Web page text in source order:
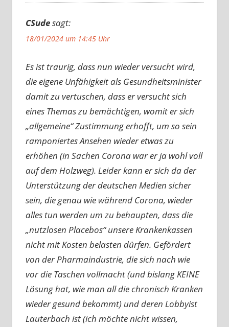
CSudesagt:
18/01/2024 um 14:45 Uhr
Es ist traurig, dass nun wieder versucht wird,
die eigene Unfähigkeit als Gesundheitsminister
damit zu vertuschen, dass er versucht sich
eines Themas zu bemächtigen, womit er sich
„allgemeine“ Zustimmung erhofft, um so sein
ramponiertes Ansehen wieder etwas zu
erhöhen (in Sachen Corona war er ja wohl voll
auf dem Holzweg). Leider kann er sich da der
Unterstützung der deutschen Medien sicher
sein, die genau wie während Corona, wieder
alles tun werden um zu behaupten, dass die
„nutzlosen Placebos“ unsere Krankenkassen
nicht mit Kosten belasten dürfen. Gefördert
von der Pharmaindustrie, die sich nach wie
vor die Taschen vollmacht (und bislang KEINE
Lösung hat, wie man all die chronisch Kranken
wieder gesund bekommt) und deren Lobbyist
Lauterbach ist (ich möchte nicht wissen,